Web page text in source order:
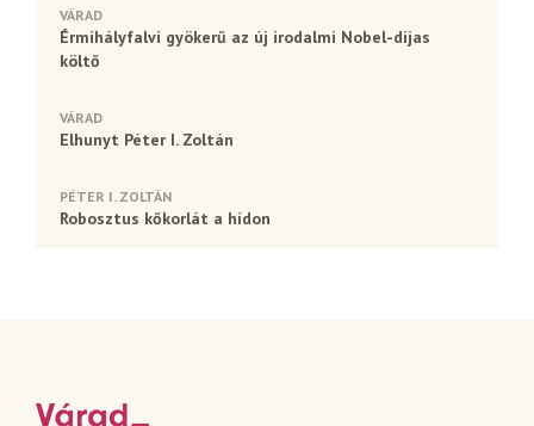
VÁRAD
Érmihályfalvi gyökerű az új irodalmi Nobel-díjas
költő
VÁRAD
Elhunyt Péter I. Zoltán
PÉTER I. ZOLTÁN
Robosztus kőkorlát a hídon